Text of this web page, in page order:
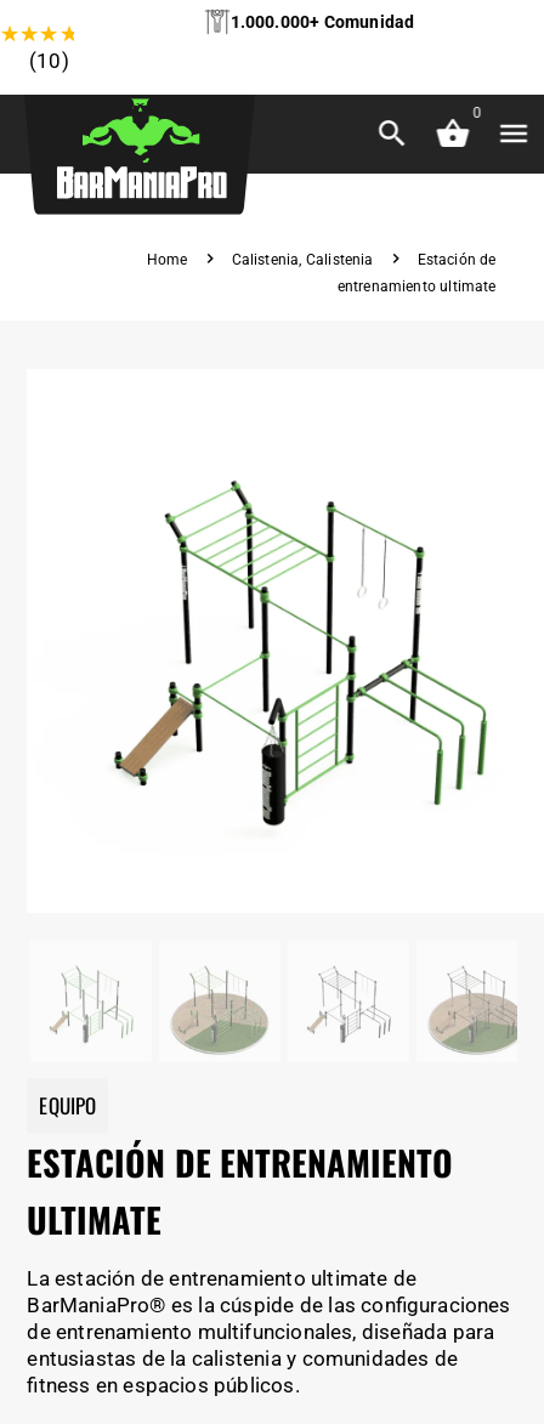
★★★★
(10)
1.000.000+ Comunidad
0
Home Calistenia, Calistenia
Estación de
entrenamiento ultimate
EQUIPO
ESTACIÓN DE ENTRENAMIENTO
ULTIMATE
La estación de entrenamiento ultimate de
BarManiaPro® es la cúspide de las configuraciones
de entrenamiento multifuncionales, diseñada para
entusiastas de la calistenia y comunidades de
fitness en espacios públicos.